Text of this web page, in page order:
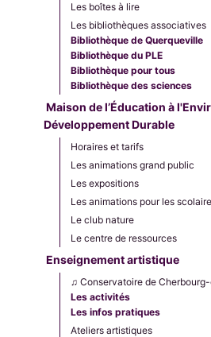
Les boîtes à lire
Les bibliothèques associatives
Bibliothèque de Querqueville
Bibliothèque du PLE
Bibliothèque pour tous
Bibliothèque des sciences
Maison de l’Éducation à
Développement Durable
Horaires et tarifs
Les animations grand public
Les expositions
Les animations pour les
Le club nature
Le centre de ressources
Enseignement artistique
♫ Conservatoire de
Les activités
Les infos pratiques
Ateliers artistiques